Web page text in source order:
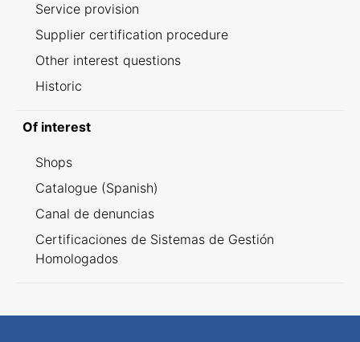
Service provision
Supplier certification procedure
Other interest questions
Historic
Of interest
Shops
Catalogue (Spanish)
Canal de denuncias
Certificaciones de Sistemas de Gestión
Homologados